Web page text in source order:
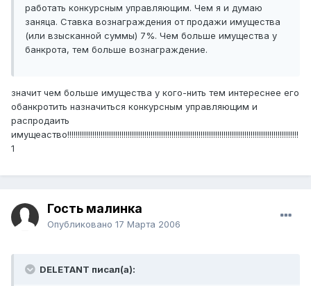
работать конкурсным управляющим. Чем я и думаю
заняца. Ставка вознаграждения от продажи имущества
(или взысканной суммы) 7%. Чем больше имущества у
банкрота, тем больше вознаграждение.
значит чем больше имущества у кого-нить тем интереснее его
обанкротить назначиться конкурсным управляющим и
распродаить
имущеаство!!!!!!!!!!!!!!!!!!!!!!!!!!!!!!!!!!!!!!!!!!!!!!!!!!!!!!!!!!!!!!!!!!!!!!!!!!!!!!!!!!!!!!!!!!!!!!!!!!!!!!!!!!!!!!!
1
Гость малинка
Опубликовано 17 Марта 2006
DELETANT писал(а):